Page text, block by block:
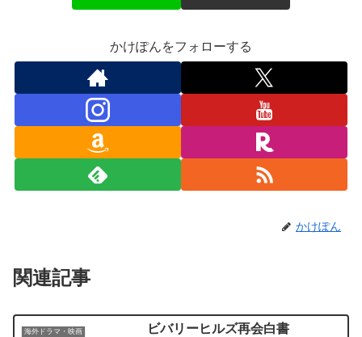
かけぽんをフォローする
かけぽん
関連記事
海外ドラマ・映画 ビバリーヒルズ再会白書